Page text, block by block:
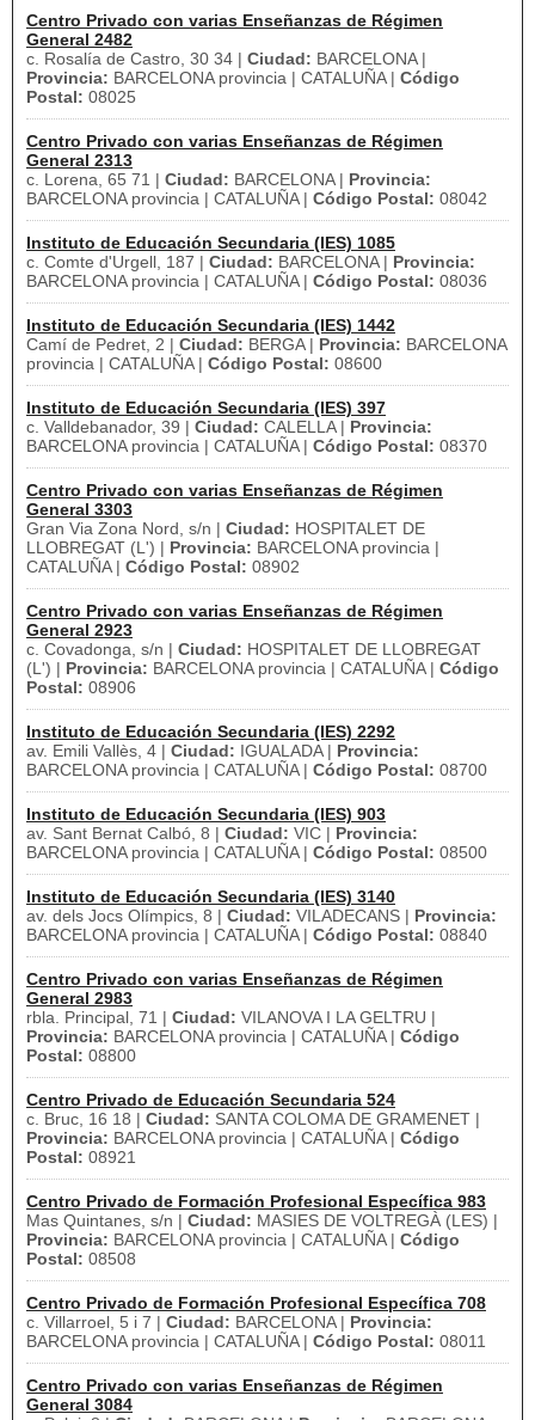
Centro Privado con varias Enseñanzas de Régimen
General 2482
c. Rosalía de Castro, 30 34 | Ciudad: BARCELONA |
Provincia: BARCELONA provincia | CATALUÑA | Código
Postal: 08025
Centro Privado con varias Enseñanzas de Régimen
General 2313
c. Lorena, 65 71 | Ciudad: BARCELONA | Provincia:
BARCELONA provincia | CATALUÑA | Código Postal: 08042
Instituto de Educación Secundaria (IES) 1085
c. Comte d'Urgell, 187 | Ciudad: BARCELONA | Provincia:
BARCELONA provincia | CATALUÑA | Código Postal: 08036
Instituto de Educación Secundaria (IES) 1442
Camí de Pedret, 2 | Ciudad: BERGA | Provincia: BARCELONA
provincia | CATALUÑA | Código Postal: 08600
Instituto de Educación Secundaria (IES) 397
c. Valldebanador, 39 | Ciudad: CALELLA | Provincia:
BARCELONA provincia | CATALUÑA | Código Postal: 08370
Centro Privado con varias Enseñanzas de Régimen
General 3303
Gran Via Zona Nord, s/n | Ciudad: HOSPITALET DE
LLOBREGAT (L') | Provincia: BARCELONA provincia |
CATALUÑA | Código Postal: 08902
Centro Privado con varias Enseñanzas de Régimen
General 2923
c. Covadonga, s/n | Ciudad: HOSPITALET DE LLOBREGAT
(L') | Provincia: BARCELONA provincia | CATALUÑA | Código
Postal: 08906
Instituto de Educación Secundaria (IES) 2292
av. Emili Vallès, 4 | Ciudad: IGUALADA | Provincia:
BARCELONA provincia | CATALUÑA | Código Postal: 08700
Instituto de Educación Secundaria (IES) 903
av. Sant Bernat Calbó, 8 | Ciudad: VIC | Provincia:
BARCELONA provincia | CATALUÑA | Código Postal: 08500
Instituto de Educación Secundaria (IES) 3140
av. dels Jocs Olímpics, 8 | Ciudad: VILADECANS | Provincia:
BARCELONA provincia | CATALUÑA | Código Postal: 08840
Centro Privado con varias Enseñanzas de Régimen
General 2983
rbla. Principal, 71 | Ciudad: VILANOVA I LA GELTRU |
Provincia: BARCELONA provincia | CATALUÑA | Código
Postal: 08800
Centro Privado de Educación Secundaria 524
c. Bruc, 16 18 | Ciudad: SANTA COLOMA DE GRAMENET |
Provincia: BARCELONA provincia | CATALUÑA | Código
Postal: 08921
Centro Privado de Formación Profesional Específica 983
Mas Quintanes, s/n | Ciudad: MASIES DE VOLTREGÀ (LES) |
Provincia: BARCELONA provincia | CATALUÑA | Código
Postal: 08508
Centro Privado de Formación Profesional Específica 708
c. Villarroel, 5 i 7 | Ciudad: BARCELONA | Provincia:
BARCELONA provincia | CATALUÑA | Código Postal: 08011
Centro Privado con varias Enseñanzas de Régimen
General 3084